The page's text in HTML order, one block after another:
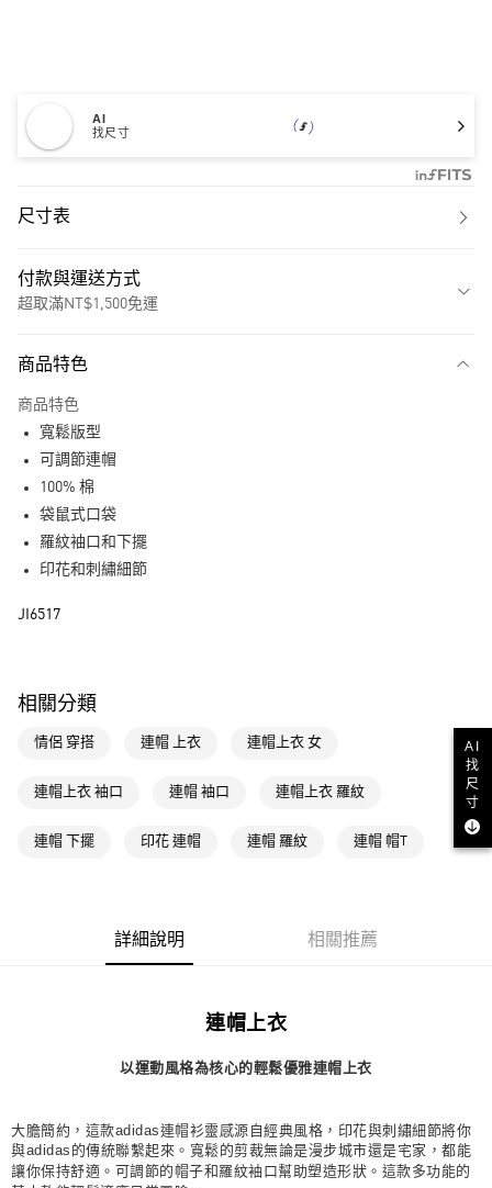
AI
找尺寸
尺寸表
付款與運送方式
超取滿NT$1,500免運
LINE Pay
每筆NT$80，滿NT$1,500(含以上)免運費
每筆NT$80，滿NT$1,500(含以上)免運費
萊爾富取貨付款
付款後萊爾富取貨
每筆NT$80，滿NT$1,500(含以上)免運費
付款後7-11取貨
商品特色
商品特色
寬鬆版型
可調節連帽
100% 棉
袋鼠式口袋
羅紋袖口和下擺
印花和刺繡細節
JI6517
相關分類
情侶 穿搭 連帽 上衣 連帽上衣 女
連帽上衣 袖口 連帽 袖口 連帽上衣 羅紋
連帽 下擺 印花 連帽 連帽 羅紋 連帽 帽T
詳細說明 相關推薦
連帽上衣
以運動風格為核心的輕鬆優雅連帽上衣
大膽簡約，這款adidas連帽衫靈感源自經典風格，印花與刺繡細節將你
與adidas的傳統聯繫起來。寬鬆的剪裁無論是漫步城市還是宅家，都能
讓你保持舒適。可調節的帽子和羅紋袖口幫助塑造形狀。這款多功能的
AI
找
尺
寸